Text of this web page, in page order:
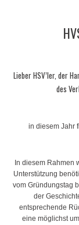
Lieber HSV’ler, der
des
in diesem Jahr
In diesem Rahmen
Unterstützung
vom Gründungstag
der
entsprechende
eine möglichst